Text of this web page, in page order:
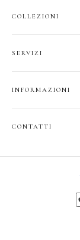
COLLEZIONI
JUNIOR
GIFT CARD
SERVIZI
SPEDIZIONI
INFORMAZIONI
CONTATTI
9:30–13:00,